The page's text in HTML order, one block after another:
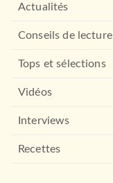
Actualités
Conseils de lecture
Tops et sélections
Vidéos
Interviews
Recettes